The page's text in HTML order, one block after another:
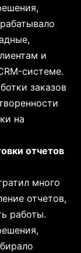
и
системе.
заказов
на
отчетов
много
отчетов,
работы.